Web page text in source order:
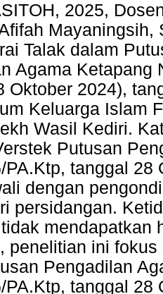
2025,
Talak dalam
Agama Ketapang
Oktober 2024),
Keluarga Islam
Wasil Kediri.
Putusan
PA.Ktp, tanggal
dengan
persidangan.
mendapatkan
penelitian ini
Pengadilan
PA.Ktp, tanggal